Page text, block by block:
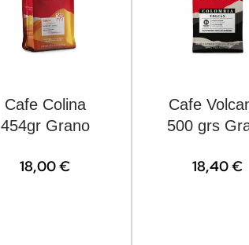
Cafe Colina
454gr Grano
18,00€
Cafe
500 grs
18,40€